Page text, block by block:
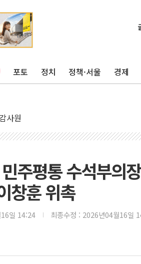
포토 정치 정책·서울 경제
사원
주평통 수석부의
창훈 위촉
일 14:24 최종수정 : 2026년04월16일